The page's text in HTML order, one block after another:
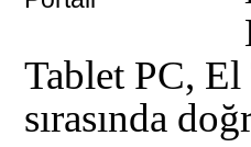
Tablet PC,
sırasında